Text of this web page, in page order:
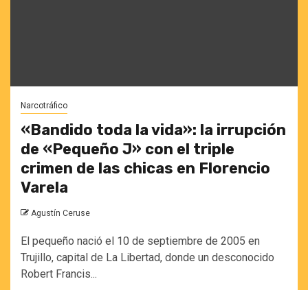
Narcotráfico
«Bandido toda la vida»: la irrupción
de «Pequeño J» con el triple
crimen de las chicas en Florencio
Varela
Agustín Ceruse
El pequeño nació el 10 de septiembre de 2005 en
Trujillo, capital de La Libertad, donde un desconocido
Robert Francis...